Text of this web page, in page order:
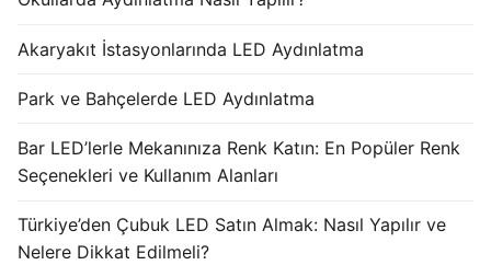
Akaryakıt İstasyonlarında LED Aydınlatma
Park ve Bahçelerde LED Aydınlatma
Bar LED’lerle Mekanınıza Renk Katın: En Popüler Renk
Seçenekleri ve Kullanım Alanları
Türkiye’den Çubuk LED Satın Almak: Nasıl Yapılır ve
Nelere Dikkat Edilmeli?